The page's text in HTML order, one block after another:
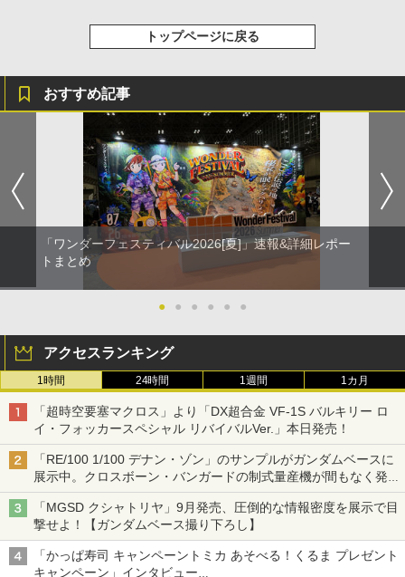
トップページに戻る
おすすめ記事
「ワンダーフェスティバル2026[夏]」速報&詳細レポー
トまとめ
● ● ● ● ● ●
アクセスランキング
1時間 24時間 1週間 1カ月
「超時空要塞マクロス」より「DX超合金 VF-1S バルキリー ロ
イ・フォッカースペシャル リバイバルVer.」本日発売！
「RE/100 1/100 デナン・ゾン」のサンプルがガンダムベースに
展示中。クロスボーン・バンガードの制式量産機が間もなく発送
【ガンダムベース撮り下ろし】
「MGSD クシャトリヤ」9月発売、圧倒的な情報密度を展示で目
撃せよ！【ガンダムベース撮り下ろし】
「かっぱ寿司 キャンペーントミカ あそべる！くるま プレゼント
キャンペーン」インタビュー